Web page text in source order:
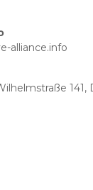
alliance.info
141,